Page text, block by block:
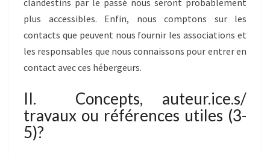
clandestins par le passé nous seront probablement
plus accessibles. Enfin, nous comptons sur les
contacts que peuvent nous fournir les associations et
les responsables que nous connaissons pour entrer en
contact avec ces hébergeurs.
II. Concepts, auteur.ice.s/
travaux ou références utiles (3-
5)?